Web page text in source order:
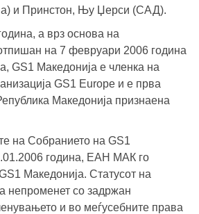
и Принстон, Њу Џерси (САД).
а врз основа на
на 7 февруари 2006 година
GS1 Македонија е членка на
GS1 Europe и е прва
Македонија признаена
на Собранието на GS1
година, ЕАН МАК го
Македонија. Статусот на
непроменет со задржан
и во меѓусебните права